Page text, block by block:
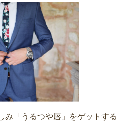
み「うるつや唇」をゲットする